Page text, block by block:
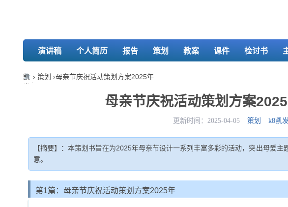
演讲稿 个人简历 报告 策划 教案 课件 检讨书
凯 › 策划 ›母亲节庆祝活动策划方案2025年
母亲节庆祝活动策划方案
更新时间：2025-04-05 策划 k8凯
【摘要】：本策划书旨在为2025年母亲节设计一系列丰富多彩的活动，突出母爱
意。
第1篇：母亲节庆祝活动策划方案2025年